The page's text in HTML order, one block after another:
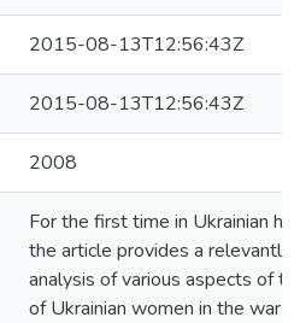
2015-08-13T12:56:43Z
2015-08-13T12:56:43Z
2008
For the first time in Ukrainian
the article provides a relevantly
analysis of various aspects of
of Ukrainian women in the wars